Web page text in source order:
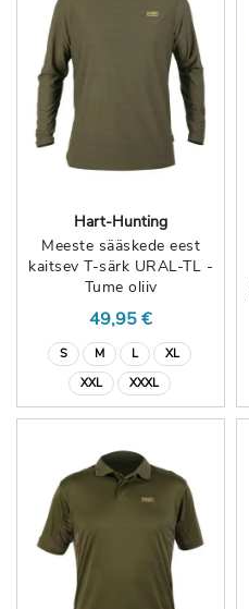
Hart-Hunting
Meeste sääskede eest
kaitsev T-särk URAL-TL -
Tume oliiv
49,95 €
S M L
XL
XXL
XXXL